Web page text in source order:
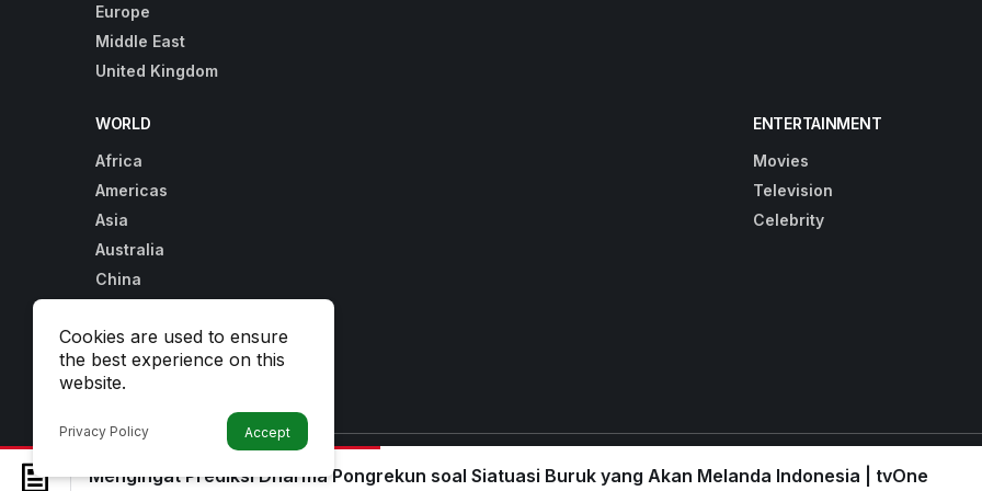
Mengingat Prediksi Dharma Pongrekun soal Siatuasi Buruk yang Akan Melanda Indonesia | tvOne
Cookies are used to ensure
the best experience on this
website.
Privacy Policy Accept
Europe
Middle East
United Kingdom
WORLD
Africa
Americas
Asia
Australia
China
Middle East
United Kingdom
ENTERTAINMENT
Movies
Television
Celebrity